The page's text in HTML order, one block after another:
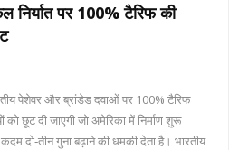
निर्यात पर 100% टैरिफ की
पेशेवर और ब्रांडेड दवाओं पर 100% टैरिफ
छूट दी जाएगी जो अमेरिका में निर्माण शुरू
दो‑तीन गुना बढ़ाने की धमकी देता है। भारतीय